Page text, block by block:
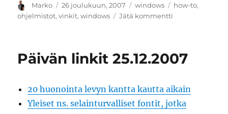
Kirjoittaja
Marko Julkaistu
26 joulukuun, 2007 Kategoriat
windows Avainsanat
how-to,
ohjelmistot,vinkit,windows Jätä kommentti
näppäimistö
avulla
Päivän linkit 25.12.2007
20 huonointa levyn kantta kautta aikain
Yleiset ns. selainturvalliset fontit, jotka